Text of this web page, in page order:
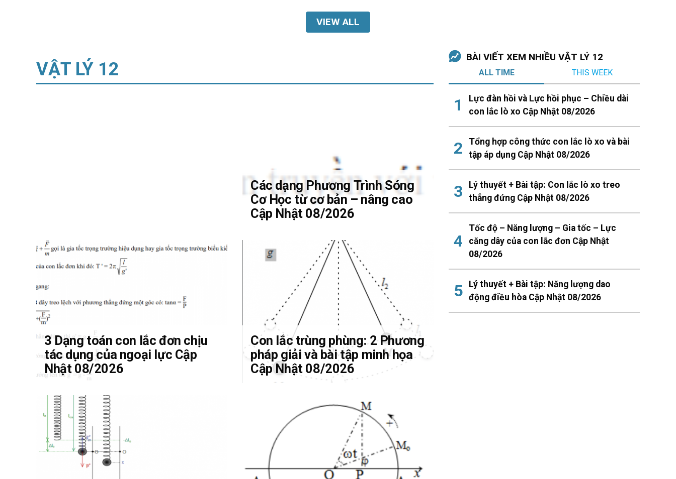
VIEW ALL
VẬT LÝ 12
chi tiết kèm hình ảnh minh họa
Cập Nhật 08/2026
Các dạng Phương Trình Sóng
Cơ Học từ cơ bản – nâng cao
Cập Nhật 08/2026
3 Dạng toán con lắc đơn chịu
tác dụng của ngoại lực Cập
Nhật 08/2026
Con lắc trùng phùng: 2 Phương
pháp giải và bài tập minh họa
Cập Nhật 08/2026
BÀI VIẾT XEM NHIỀU VẬT LÝ 12
ALL TIME THIS WEEK
Lực đàn hồi và Lực hồi phục – Chiều dài
con lắc lò xo Cập Nhật 08/2026
Tổng hợp công thức con lắc lò xo và bài
tập áp dụng Cập Nhật 08/2026
Lý thuyết + Bài tập: Con lắc lò xo treo
thẳng đứng Cập Nhật 08/2026
Tốc độ – Năng lượng – Gia tốc – Lực
căng dây của con lắc đơn Cập Nhật
08/2026
Lý thuyết + Bài tập: Năng lượng dao
động điều hòa Cập Nhật 08/2026